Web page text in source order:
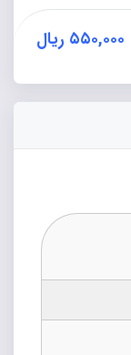
۵۵۰,۰۰۰ ریال